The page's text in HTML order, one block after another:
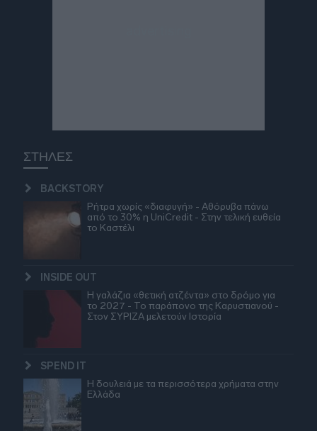
ΣΤΗΛΕΣ
BACKSTORY
Ρήτρα χωρίς «διαφυγή» - Αθόρυβα πάνω
από το 30% η UniCredit - Στην τελική ευθεία
το Καστέλι
INSIDE OUT
Η γαλάζια «θετική ατζέντα» στο δρόμο για
το 2027 - Το παράπονο της Καρυστιανού -
Στον ΣΥΡΙΖΑ μελετούν Ιστορία
SPEND IT
Η δουλειά με τα περισσότερα χρήματα στην
Ελλάδα